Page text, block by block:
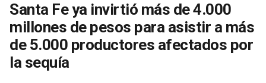
Santa Fe ya invirtió más de 4.000
millones de pesos para asistir a más
de 5.000 productores afectados por
la sequía